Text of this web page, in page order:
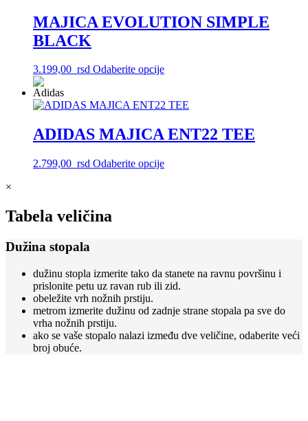
biti
proizvoda.
MAJICA EVOLUTION SIMPLE
BLACK
3.199,00 rsd Odaberite opcijeOvaj
više
Opcije
mogu
izabrane
ADIDAS MAJICA ENT22 TEE
2.799,00 rsd Odaberite opcijeOvaj
na
stranici
×
Tabela veličina
Dužina stopala
dužinu stopla izmerite tako da stanete na ravnu površinu i
prislonite petu uz ravan rub ili zid.
obeležite vrh nožnih prstiju.
metrom izmerite dužinu od zadnje strane stopala pa sve do
vrha nožnih prstiju.
ako se vaše stopalo nalazi između dve veličine, odaberite veći
broj obuće.